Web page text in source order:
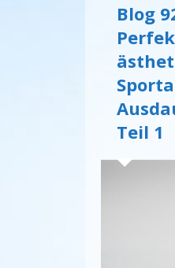
Blog
Teil 1